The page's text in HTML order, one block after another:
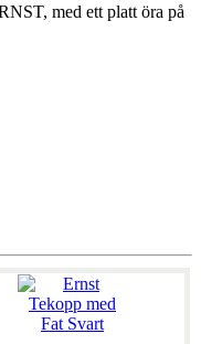
med ett platt öra på